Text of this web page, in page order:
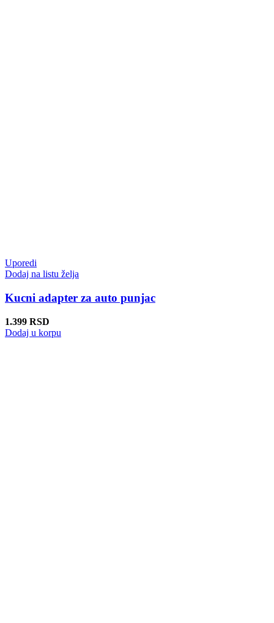
Uporedi
Dodaj na listu želja
Kucni adapter za auto punjac
1.399 RSD
Dodaj u korpu